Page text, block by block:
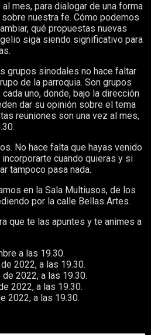
mes, para dialogar de una forma
nuestra fe. Cómo podemos
qué propuestas nuevas
siga siendo significativo para
grupos sinodales no hace faltar
de la parroquia. Son grupos
uno, donde, bajo la dirección
dar su opinión sobre el tema
reuniones son una vez al mes,
No hace falta que hayas venido
cuando quieras y si
tampoco pasa nada.
en la Sala Multiusos, de los
por la calle Bellas Artes.
que te las apuntes y te animes a
a las 19.30.
2022, a las 19.30.
2022, a las 19.30.
2022, a las 19.30.
2022, a las 19.30.